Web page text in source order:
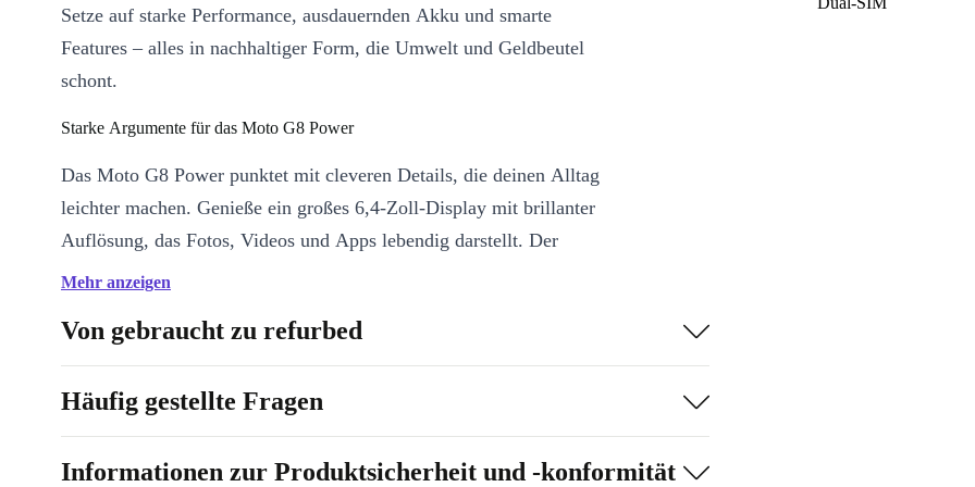
Setze auf starke Performance, ausdauernden Akku und smarte
Features – alles in nachhaltiger Form, die Umwelt und Geldbeutel
schont.
Starke Argumente für das Moto G8 Power
Das Moto G8 Power punktet mit cleveren Details, die deinen Alltag
leichter machen. Genieße ein großes 6,4-Zoll-Display mit brillanter
Auflösung, das Fotos, Videos und Apps lebendig darstellt. Der
leistungsstarke 5000-mAh-Akku hält locker einen ganzen Tag und
Multitasking und starke Grafikleistung für Games und Streaming.
Vielseitige Kamera:
Halte besondere Momente fest – ob Selfie, Panorama
Bilder.
Mehr anzeigen
Von gebraucht zu refurbed
Häufig gestellte Fragen
Informationen zur Produktsicherheit und -konformität